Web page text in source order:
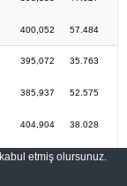
400,052 57.484
395,072
385,937
404,904
409,656
35.763
52.575
38.028
41.686
kabul etmiş olursunuz.